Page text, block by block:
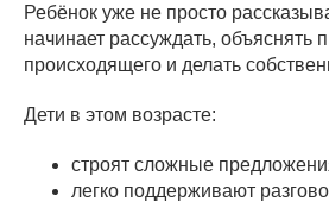
Ребёнок уже не просто
начинает рассуждать, объяснять
происходящего и делать
Дети в этом возрасте:
строят сложные
легко поддерживают